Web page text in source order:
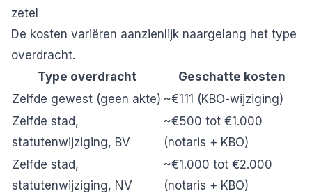
zetel
De kosten variëren aanzienlijk naargelang het type
overdracht.
Type overdracht
Geschatte kosten
Zelfde gewest (geen akte) ~€111 (KBO-wijziging)
Zelfde stad,
statutenwijziging, BV
~€500 tot €1.000
(notaris + KBO)
Zelfde stad,
statutenwijziging, NV
~€1.000 tot €2.000
(notaris + KBO)